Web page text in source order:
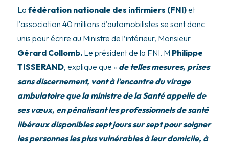
La fédération nationale des infirmiers (FNI)et
l’association 40 millions d’automobilistes se sont donc
unis pour écrire au Ministre de l’intérieur, Monsieur
Gérard Collomb.Le président de la FNI, M Philippe
TISSERAND, explique que « de telles mesures, prises
sans discernement, vont à l’encontre du virage
ambulatoire que la ministre de la Santé appelle de
ses vœux, en pénalisant les professionnels de santé
libéraux disponibles sept jours sur sept pour soigner
les personnes les plus vulnérables à leur domicile, à